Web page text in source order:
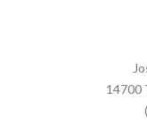
14700